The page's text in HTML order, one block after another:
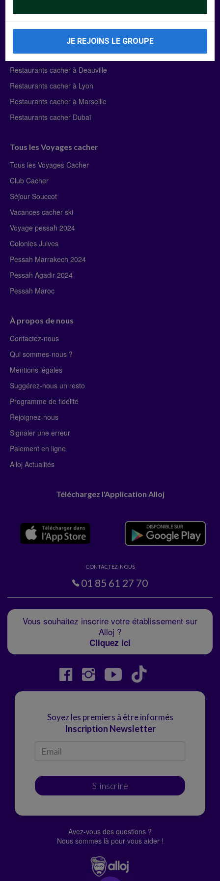
Manger Cacher
Liste des restaurants cacher
Restaurants cacher à Paris
Restaurants cacher à Deauville
Restaurants cacher à Lyon
Restaurants cacher à Marseille
Restaurants cacher Dubaï
Tous les Voyages cacher
Tous les Voyages Cacher
Club Cacher
Séjour Souccot
Vacances cacher ski
Voyage pessah 2024
Colonies Juives
Pessah Marrakech 2024
Pessah Agadir 2024
Pessah Maroc
À propos de nous
Contactez-nous
Qui sommes-nous ?
Mentions légales
Suggérez-nous un resto
Programme de fidélité
Rejoignez-nous
Signaler une erreur
Paiement en ligne
Alloj Actualités
Téléchargez l'Application Alloj
CONTACTEZ-NOUS
01 85 61 27 70
Vous souhaitez inscrire votre établissement sur
Alloj ?
Cliquez ici
Soyez les premiers à être informés
Inscription Newsletter
S'inscrire
Avez-vous des questions ?
Nous sommes là pour vous aider !
JE REJOINS LE GROUPE